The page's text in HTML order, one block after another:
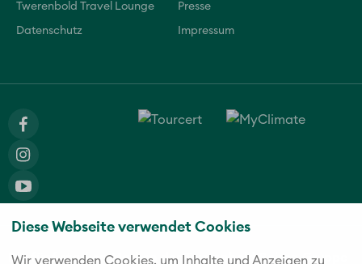
Diese Webseite verwendet Cookies
Wir verwenden Cookies, um Inhalte und Anzeigen zu
Twerenbold Travel Lounge Presse
Datenschutz Impressum
Die fünf starken Marken der Twerenbold Reisen Gruppe